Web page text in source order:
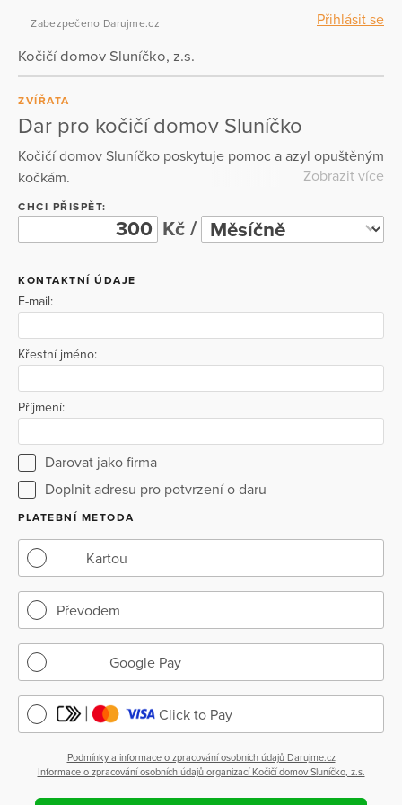
Přihlásit se
Zabezpečeno Darujme.cz
Kočičí domov Sluníčko, z.s.
ZVÍŘATA
Dar pro kočičí domov Sluníčko
Kočičí domov Sluníčko poskytuje pomoc a azyl opuštěným
kočkám.
Zobrazit více
CHCI PŘISPĚT:
Kč /
KONTAKTNÍ ÚDAJE
E-mail:
Křestní jméno:
Příjmení:
Darovat jako firma
Doplnit adresu pro potvrzení o daru
PLATEBNÍ METODA
Kartou
Převodem
Google Pay
Click to Pay
Podmínky a informace o zpracování osobních údajů Darujme.cz
Informace o zpracování osobních údajů organizací Kočičí domov Sluníčko, z.s.